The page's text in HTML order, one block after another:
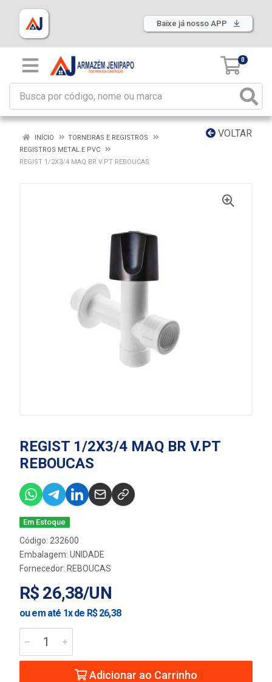
Baixe já nosso APP
0
VOLTAR
INÍCIO
TORNEIRAS E REGISTROS
REGISTROS METAL.E PVC
REGIST 1/2X3/4 MAQ BR V.PT REBOUCAS
REGIST 1/2X3/4 MAQ BR V.PT
REBOUCAS
Em Estoque
Código: 232600
Embalagem: UNIDADE
Fornecedor: REBOUCAS
R$ 26,38/UN
ou em até 1x de R$ 26,38
Adicionar ao Carrinho